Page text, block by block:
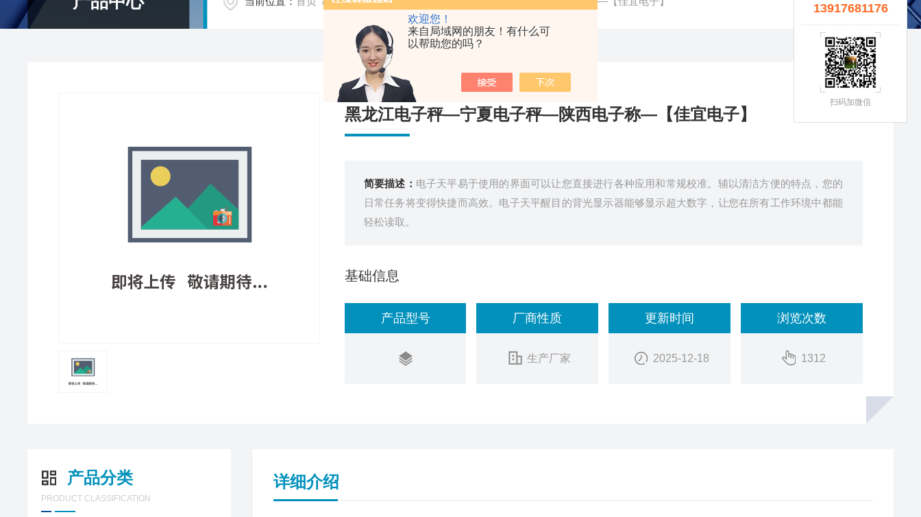
欢迎您！
来自局域网的朋友！有什么可
以帮助您的吗？
黑龙江电子秤—宁夏电子秤—陕西电子称—【佳宜电子】
简要描述： 电子天平易于使用的界面可以让您直接进行各种应用和常规校准。辅以清洁方便的特点，您的
日常任务将变得快捷而高效。电子天平醒目的背光显示器能够显示超大数字，让您在所有工作环境中都能
轻松读取。
基础信息
产品型号 厂商性质
生产厂家
更新时间
2025-12-18
浏览次数
1312
产品分类
PRODUCT CLASSIFICATION
详细介绍
13917681176
扫码加微信